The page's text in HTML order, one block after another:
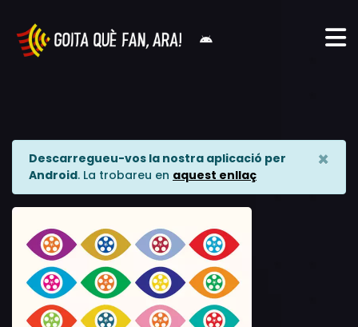
Descarregueu-vos la nostra aplicació per
Android. La trobareu en aquest enllaç
×